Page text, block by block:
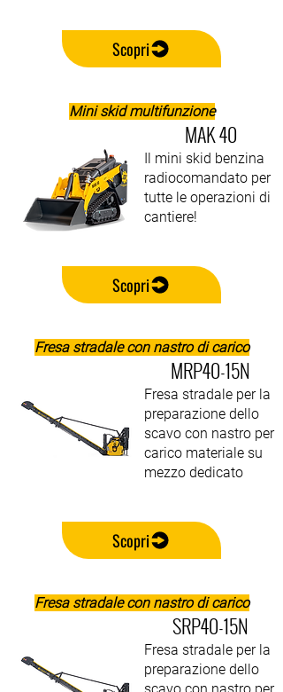
Scopri
Mini skid multifunzione
MAK 40
Il mini skid benzina
radiocomandato per
tutte le operazioni di
cantiere!
Scopri
Fresa stradale con nastro di carico
MRP40-15N
Fresa stradale per la
preparazione dello
scavo con nastro per
carico materiale su
mezzo dedicato
Scopri
Fresa stradale con nastro di carico
SRP40-15N
Fresa stradale per la
preparazione dello